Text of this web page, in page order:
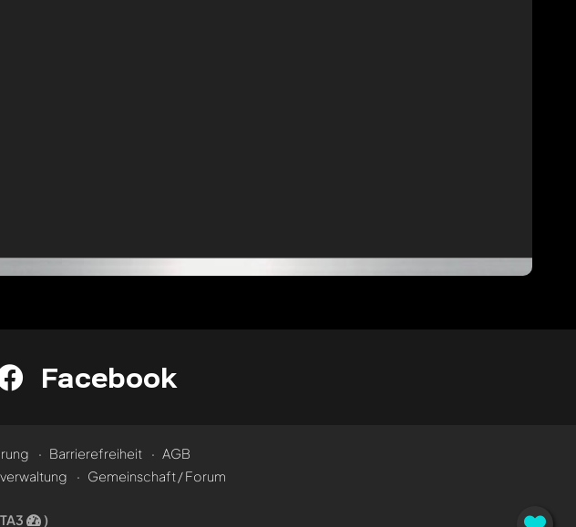
Facebook
Barrierefreiheit
AGB
Gemeinschaft / Forum
)